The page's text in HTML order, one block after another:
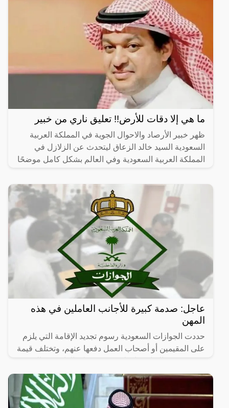
ما هي إلا دقات للأرض!! تعليق ناري من خبير
ظهر خبير الأرصاد والاحوال الجوية في المملكة العربية
السعودية السيد خالد الزعاق ليتحدث عن الزلازل في
المملكة العربية السعودية وفي العالم بشكل كامل موضحًا
عاجل: صدمة كبيرة للأجانب العاملين في هذه
المهن
حددت الجوازات السعودية رسوم تجديد الإقامة التي يلزم
على المقيمين أو أصحاب العمل دفعها عنهم، وتختلف قيمة